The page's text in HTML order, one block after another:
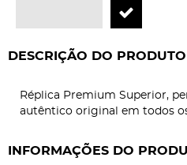
DESCRIÇÃO DO PRODUTO
Réplica Premium Superior,
autêntico original em todos
INFORMAÇÕES DO